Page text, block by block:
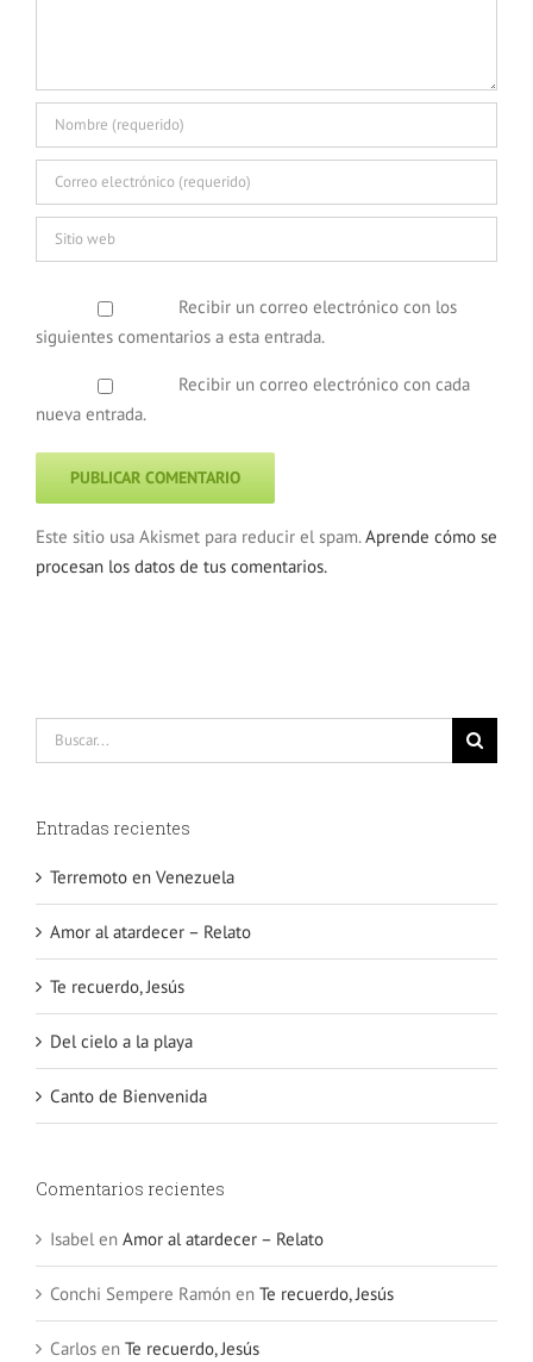
Recibir un correo electrónico con los
siguientes comentarios a esta entrada.
Recibir un correo electrónico con cada
nueva entrada.
Este sitio usa Akismet para reducir el spam.Aprende cómo se
procesan los datos de tus comentarios.
Buscar:
Entradas recientes
Terremoto en Venezuela
Amor al atardecer – Relato
Te recuerdo, Jesús
Del cielo a la playa
Canto de Bienvenida
Comentarios recientes
Isabelen Amor al atardecer – Relato
Conchi Sempere Ramón en Te recuerdo, Jesús
Carlos en Te recuerdo, Jesús